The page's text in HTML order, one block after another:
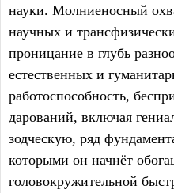
науки. Молниеносный
научных и
проницание в глубь
естественных и
работоспособность,
дарований, включая
зодческую, ряд
которыми он начнёт
головокружительной